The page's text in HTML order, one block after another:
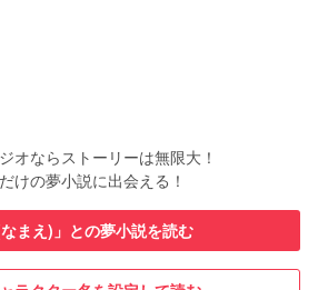
オならストーリーは無限大！
けの夢小説に出会える！
なまえ)」との夢小説を読む